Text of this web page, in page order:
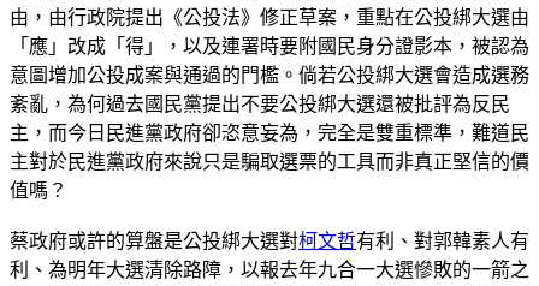
由，由行政院提出《公投法》修正草案，重點在公投綁大選由
「應」改成「得」，以及連署時要附國民身分證影本，被認為
意圖增加公投成案與通過的門檻。倘若公投綁大選會造成選務
紊亂，為何過去國民黨提出不要公投綁大選還被批評為反民
主，而今日民進黨政府卻恣意妄為，完全是雙重標準，難道民
主對於民進黨政府來說只是騙取選票的工具而非真正堅信的價
值嗎？
蔡政府或許的算盤是公投綁大選對柯文哲有利、對郭韓素人有
利、為明年大選清除路障，以報去年九合一大選慘敗的一箭之